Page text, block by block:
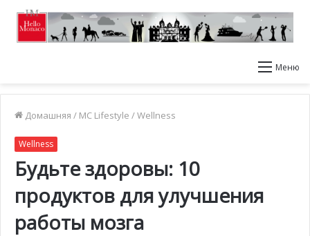
Меню
Домашняя / MC Lifestyle /Wellness
Wellness
Будьте здоровы: 10
продуктов для улучшения
работы мозга